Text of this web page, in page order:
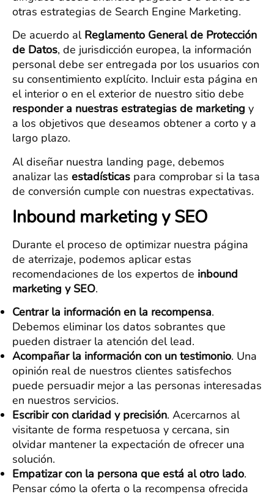
otras estrategias de Search Engine Marketing.
De acuerdo al Reglamento General de Protección
de Datos, de jurisdicción europea, la información
personal debe ser entregada por los usuarios con
su consentimiento explícito. Incluir esta página en
el interior o en el exterior de nuestro sitio debe
responder a nuestras estrategias de marketing y
a los objetivos que deseamos obtener a corto y a
largo plazo.
Al diseñar nuestra landing page, debemos
analizar las estadísticas para comprobar si la tasa
de conversión cumple con nuestras expectativas.
Inbound marketing y SEO
Durante el proceso de optimizar nuestra página
de aterrizaje, podemos aplicar estas
recomendaciones de los expertos de inbound
marketing y SEO.
Centrar la información en la recompensa.
Debemos eliminar los datos sobrantes que
pueden distraer la atención del lead.
Acompañar la información con un testimonio. Una
opinión real de nuestros clientes satisfechos
puede persuadir mejor a las personas interesadas
en nuestros servicios.
Escribir con claridad y precisión. Acercarnos al
visitante de forma respetuosa y cercana, sin
olvidar mantener la expectación de ofrecer una
solución.
Empatizar con la persona que está al otro lado.
Pensar cómo la oferta o la recompensa ofrecida